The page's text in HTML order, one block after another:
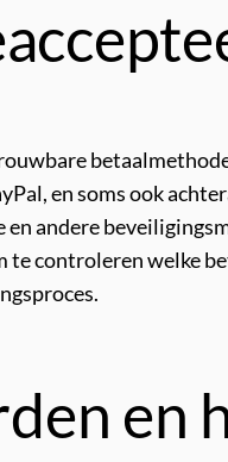
en soms ook
andere
controleren welke
en